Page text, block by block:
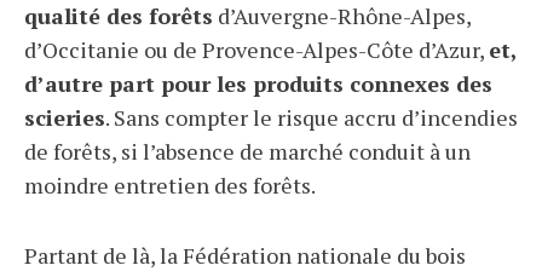
qualité des forêts d’Auvergne-Rhône-Alpes,
d’Occitanie ou de Provence-Alpes-Côte d’Azur, et,
d’autre part pour les produits connexes des
scieries. Sans compter le risque accru d’incendies
de forêts, si l’absence de marché conduit à un
moindre entretien des forêts.
Partant de là, la Fédération nationale du bois